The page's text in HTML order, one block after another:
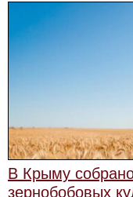
В Крыму
зернобобовых